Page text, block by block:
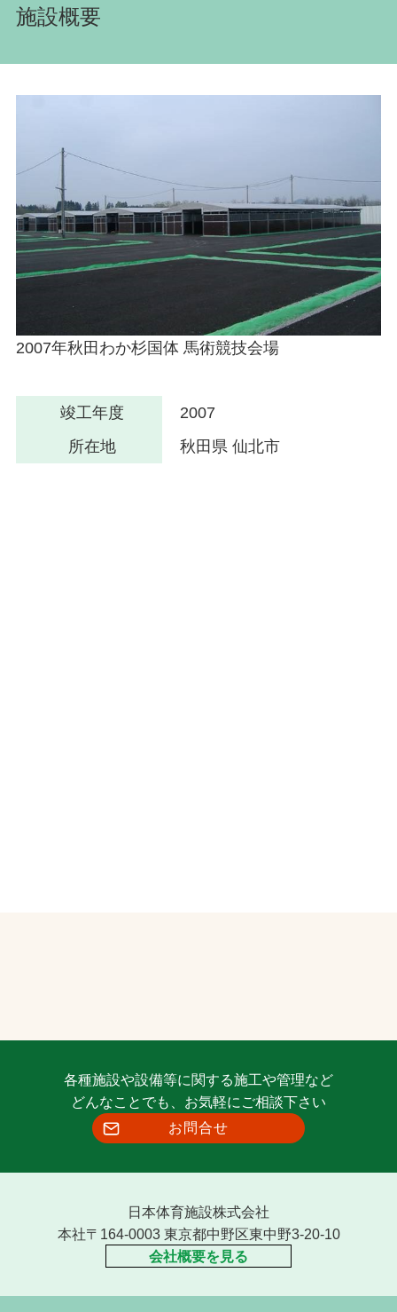
施設概要
2007年秋田わか杉国体 馬術競技会場
竣工年度
2007
所在地
秋田県 仙北市
各種施設や設備等に関する施工や管理など
どんなことでも、お気軽にご相談下さい
お問合せ
日本体育施設株式会社
本社〒164-0003 東京都中野区東中野3-20-10
会社概要を見る